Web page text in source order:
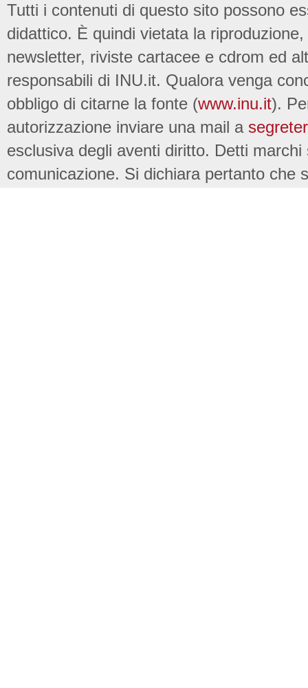
Tutti i contenuti di questo sito possono
didattico. È quindi vietata la
newsletter, riviste cartacee e cdrom ed
responsabili di INU.it. Qualora venga
obbligo di citarne la fonte (www.inu.it).
autorizzazione inviare una mail a
esclusiva degli aventi diritto. Detti
comunicazione. Si dichiara pertanto che